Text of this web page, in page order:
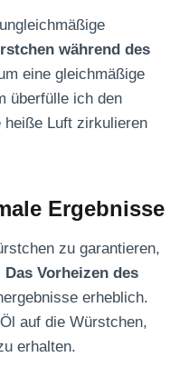
während des
eine gleichmäßige
überfülle ich den
Luft zirkulieren
Ergebnisse
zu garantieren,
Das Vorheizen des
erheblich.
auf die Würstchen,
erhalten.